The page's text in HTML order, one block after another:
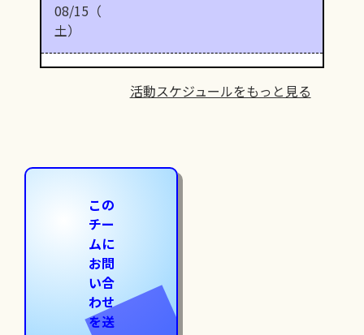
08/15（
土）
活動スケジュールをもっと見る
この
チー
ムに
お問
い合
わせ
を送